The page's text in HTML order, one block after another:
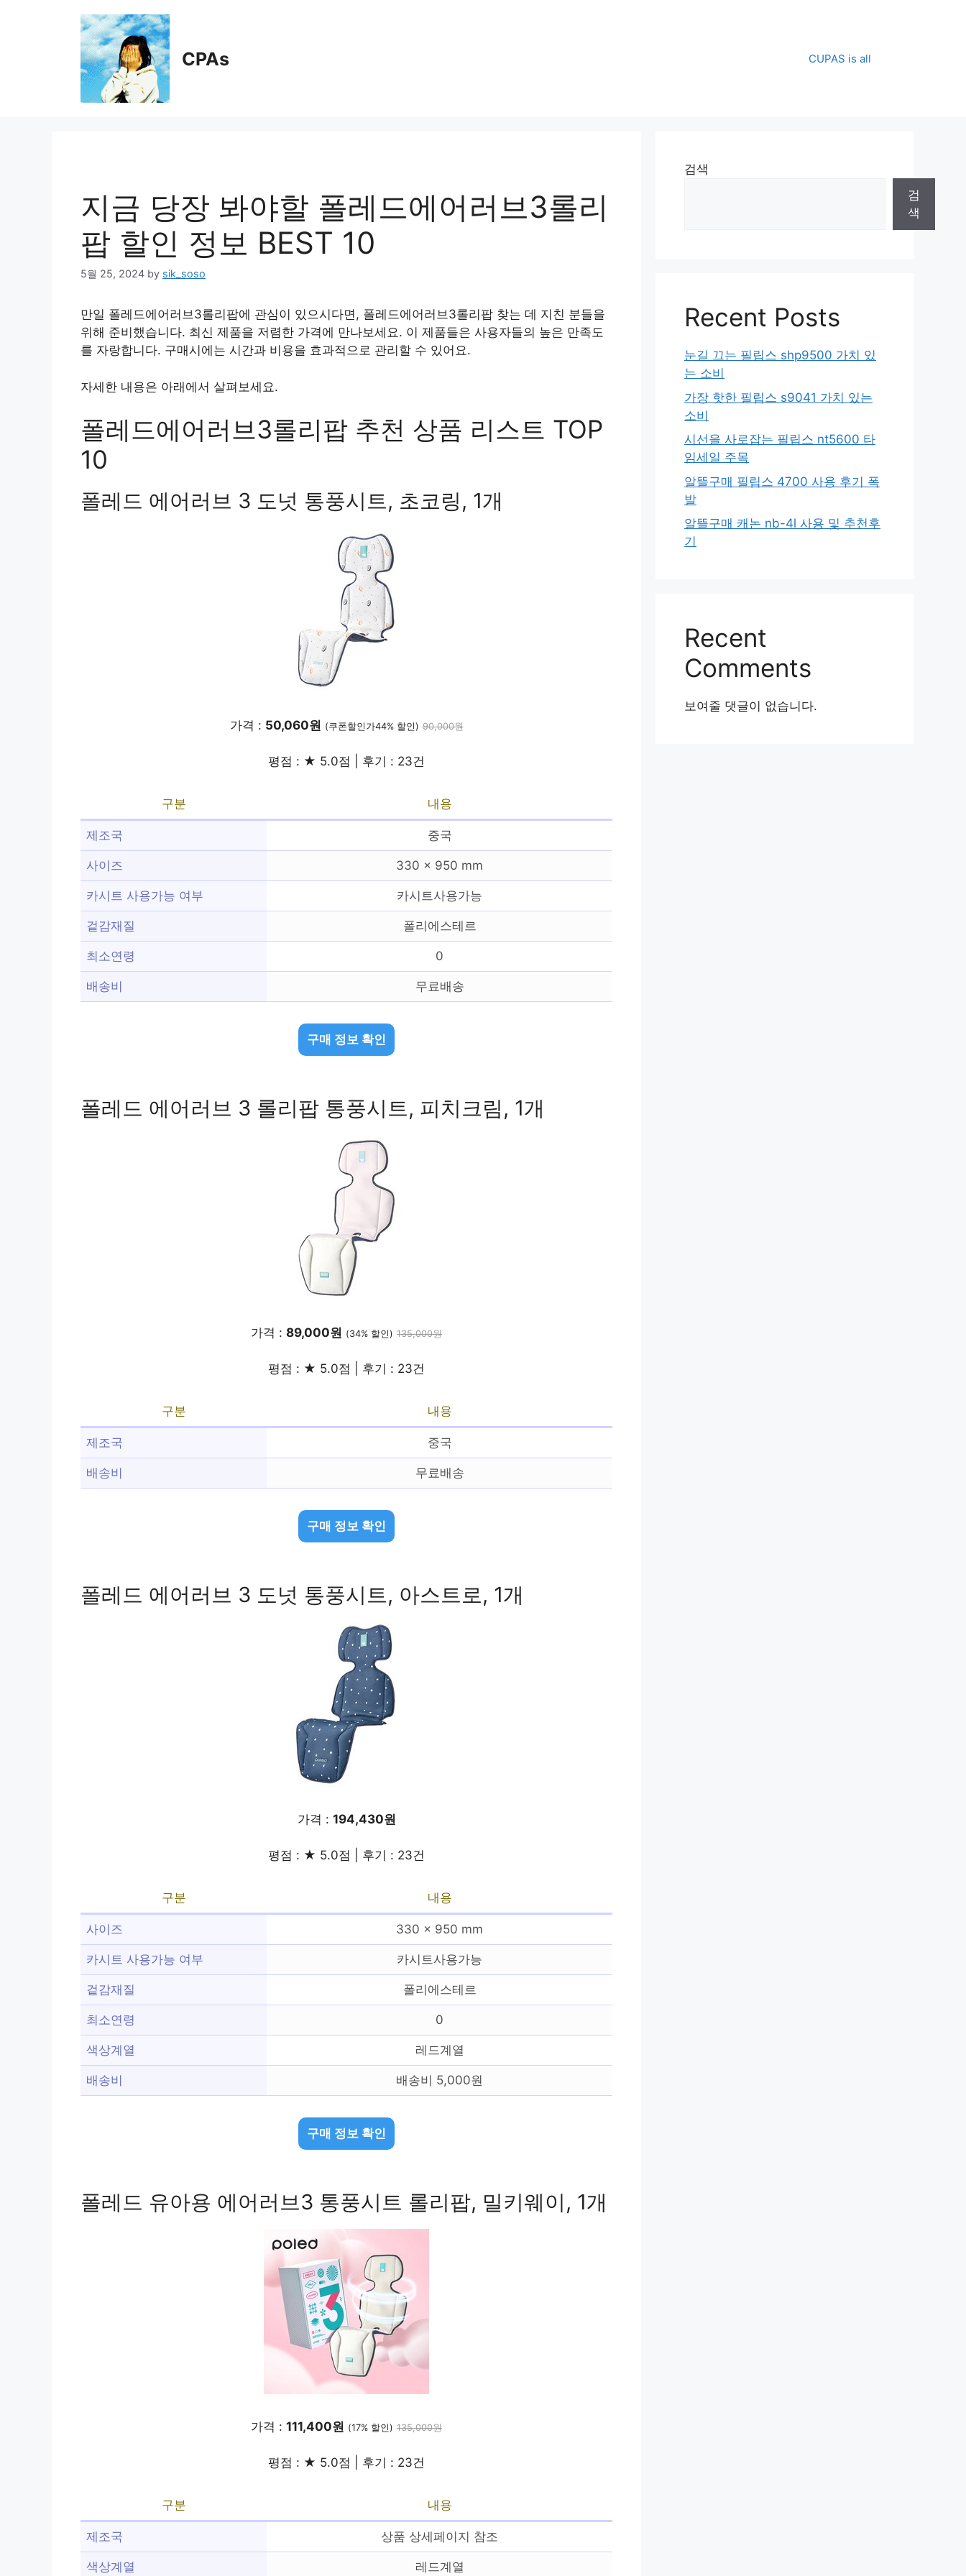
CPAs CUPAS is all
지금 당장 봐야할 폴레드에어러브3롤리
팝 할인 정보 BEST 10
5월 25, 2024 by sik_soso
만일 폴레드에어러브3롤리팝에 관심이 있으시다면, 폴레드에어러브3롤리팝 찾는 데 지친 분들을
위해 준비했습니다. 최신 제품을 저렴한 가격에 만나보세요. 이 제품들은 사용자들의 높은 만족도
를 자랑합니다. 구매시에는 시간과 비용을 효과적으로 관리할 수 있어요.
자세한 내용은 아래에서 살펴보세요.
폴레드에어러브3롤리팝 추천 상품 리스트 TOP
10
폴레드 에어러브 3 도넛 통풍시트, 초코링, 1개
가격 : 50,060원 (쿠폰할인가44% 할인) 90,000원
평점 : ★ 5.0점 | 후기 : 23건
구분 내용
제조국 중국
사이즈 330 x 950 mm
카시트 사용가능 여부 카시트사용가능
겉감재질 폴리에스테르
최소연령 0
배송비 무료배송
구매 정보 확인
폴레드 에어러브 3 롤리팝 통풍시트, 피치크림, 1개
가격 : 89,000원 (34% 할인) 135,000원
평점 : ★ 5.0점 | 후기 : 23건
구분 내용
제조국 중국
배송비 무료배송
구매 정보 확인
폴레드 에어러브 3 도넛 통풍시트, 아스트로, 1개
가격 : 194,430원
평점 : ★ 5.0점 | 후기 : 23건
구분 내용
사이즈 330 x 950 mm
카시트 사용가능 여부 카시트사용가능
겉감재질 폴리에스테르
최소연령 0
색상계열 레드계열
배송비 배송비 5,000원
구매 정보 확인
폴레드 유아용 에어러브3 통풍시트 롤리팝, 밀키웨이, 1개
가격 : 111,400원 (17% 할인) 135,000원
평점 : ★ 5.0점 | 후기 : 23건
구분 내용
제조국 상품 상세페이지 참조
색상계열 레드계열
검색
검
색
Recent Posts
눈길 끄는 필립스 shp9500 가치 있
는 소비
가장 핫한 필립스 s9041 가치 있는
소비
시선을 사로잡는 필립스 nt5600 타
임세일 주목
알뜰구매 필립스 4700 사용 후기 폭
발
알뜰구매 캐논 nb-4l 사용 및 추천후
기
Recent
Comments
보여줄 댓글이 없습니다.